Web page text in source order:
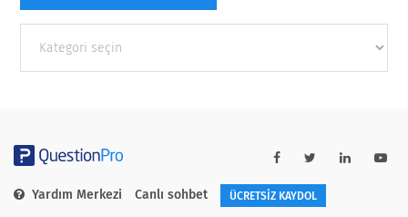
categories
Yardım Merkezi Canlı sohbet ÜCRETSİZ KAYDOL